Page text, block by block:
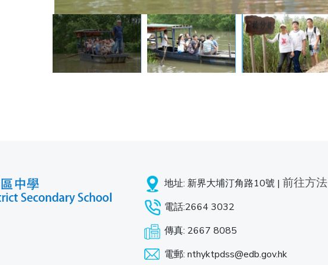
地址: 新界大埔汀角路10號 | 前往方法
電話:2664 3032
傳真: 2667 8085
電郵: nthyktpdss@edb.gov.hk